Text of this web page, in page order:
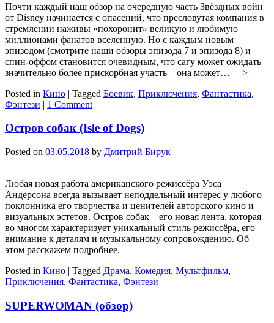
Почти каждый наш обзор на очередную часть Звёздных войн
от Disney начинается с опасений, что пресловутая компания в
стремлении наживы «похоронит» великую и любимую
миллионами фанатов вселенную. Но с каждым новым
эпизодом (смотрите наши обзоры эпизода 7 и эпизода 8) и
спин-оффом становится очевидным, что сагу может ожидать
значительно более прискорбная участь – она может… —>
Posted in Кино | Tagged Боевик, Приключения, Фантастика,
Фэнтези | 1 Comment
Остров собак (Isle of Dogs)
Posted on 03.05.2018 by Дмитрий Бирук
Любая новая работа американского режиссёра Уэса
Андерсона всегда вызывает неподдельный интерес у любого
поклонника его творчества и ценителей авторского кино и
визуальных эстетов. Остров собак – его новая лента, которая
во многом характеризует уникальный стиль режиссёра, его
внимание к деталям и музыкальному сопровождению. Об
этом расскажем подробнее.
Posted in Кино | Tagged Драма, Комедия, Мультфильм,
Приключения, Фантастика, Фэнтези
SUPERWOMAN (обзор)